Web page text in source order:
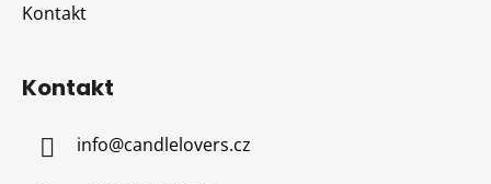
Kontakt
Kontakt
info@candlelovers.cz